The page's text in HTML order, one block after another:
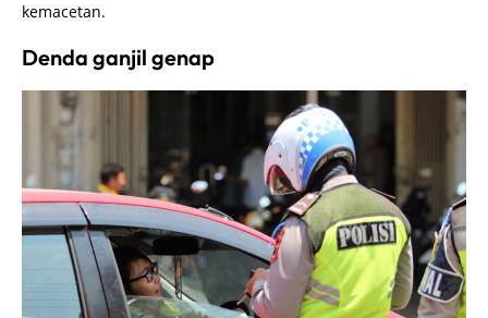
kemacetan.
Denda ganjil genap